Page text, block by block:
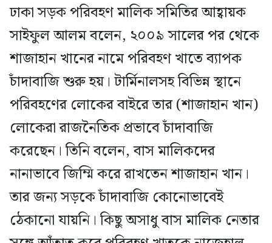
ঢাকা সড়ক পরিবহণ মালিক সমিতির আহ্বায়ক
সাইফুল আলম বলেন, ২০০৯ সালের পর থেকে
শাজাহান খানের নামে পরিবহণ খাতে ব্যাপক
চাঁদাবাজি শুরু হয়। টার্মিনালসহ বিভিন্ন স্থানে
পরিবহণের লোকের বাইরে তার (শাজাহান খান)
লোকেরা রাজনৈতিক প্রভাবে চাঁদাবাজি
করেছেন। তিনি বলেন, বাস মালিকদের
নানাভাবে জিম্মি করে রাখতেন শাজাহান খান।
তার জন্য সড়কে চাঁদাবাজি কোনোভাবেই
ঠেকানো যায়নি। কিছু অসাধু বাস মালিক নেতার